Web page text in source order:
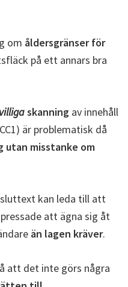
om åldersgränser för
på ett annars bra
skanning av innehåll
är problematisk då
utan misstanke om
kan leda till att
att ägna sig åt
än lagen kräver.
att det inte görs några